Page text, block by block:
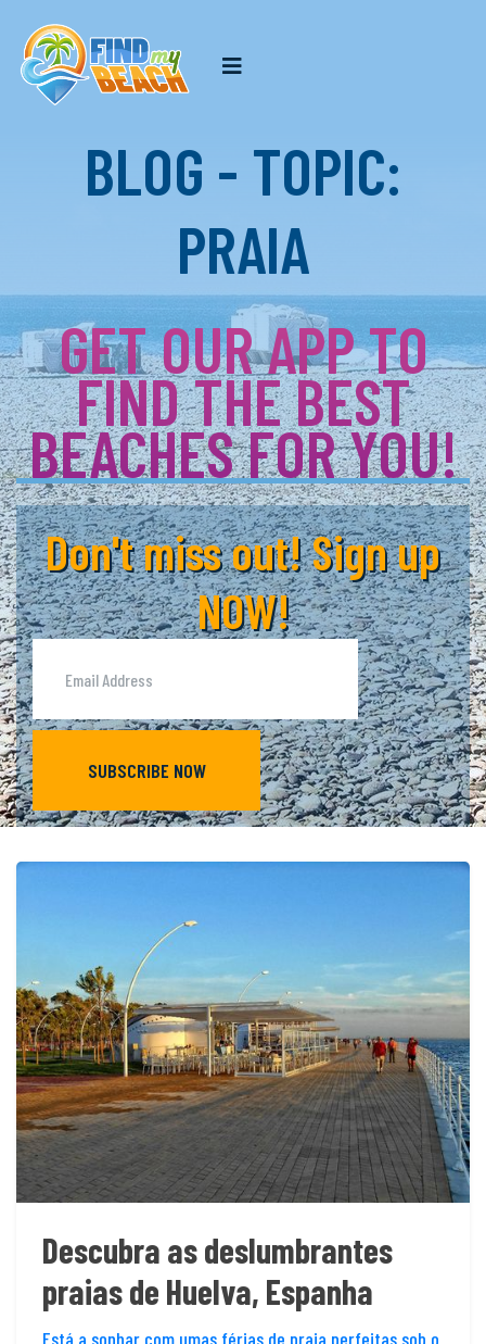
BLOG - TOPIC:
PRAIA
GET OUR APP TO
FIND THE BEST
BEACHES FOR YOU!
Don't miss out! Sign up
NOW!
SUBSCRIBE NOW
Descubra as deslumbrantes
praias de Huelva, Espanha
Está a sonhar com umas férias de praia perfeitas sob o